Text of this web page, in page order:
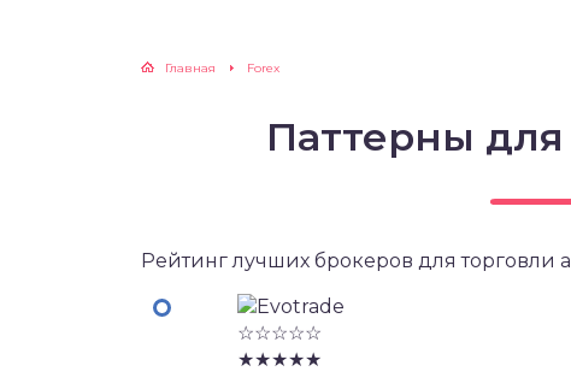
Главная Forex
Паттерны
Рейтинг лучших брокеров для торговли
☆☆☆☆☆
★★★★★